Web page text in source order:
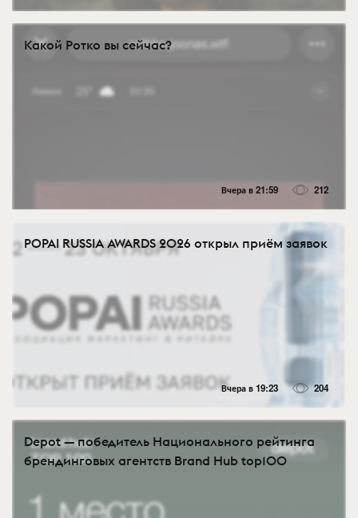
Какой Ротко вы сейчас?
Вчера в 21:59 212
POPAI RUSSIA AWARDS 2026 открыл приём заявок
Вчера в 19:23 204
Depot — победитель Национального рейтинга
брендинговых агентств Brand Hub top100